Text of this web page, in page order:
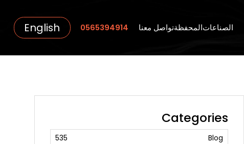
الصناعاتالمحفظةتواصل معنا 0565394914
English
Categories
Blog
535